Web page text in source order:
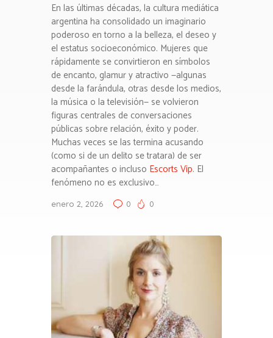
En las últimas décadas, la cultura mediática
argentina ha consolidado un imaginario
poderoso en torno a la belleza, el deseo y
el estatus socioeconómico. Mujeres que
rápidamente se convirtieron en símbolos
de encanto, glamur y atractivo —algunas
desde la farándula, otras desde los medios,
la música o la televisión— se volvieron
figuras centrales de conversaciones
públicas sobre relación, éxito y poder.
Muchas veces se las termina acusando
(como si de un delito se tratara) de ser
acompañantes o incluso Escorts Vip. El
fenómeno no es exclusivo…
enero 2, 2026 0 0